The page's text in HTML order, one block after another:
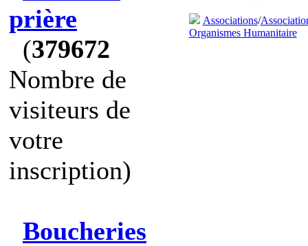
prière
(379672
Nombre de
visiteurs de
votre
inscription)
Boucheries
Associations/
Organismes Humanitaire